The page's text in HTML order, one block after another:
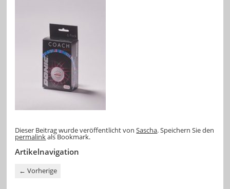
Dieser Beitrag wurde veröffentlicht vonSascha. Speichern Sie den
permalinkals Bookmark.
Artikelnavigation
← Vorherige